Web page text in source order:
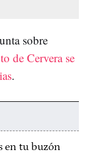
sobre
de Cervera se
.
en tu buzón